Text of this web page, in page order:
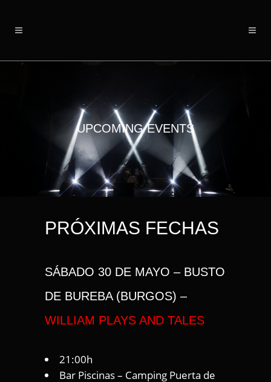
UPCOMING EVENTS
PRÓXIMAS FECHAS
SÁBADO 30 DE MAYO – BUSTO
DE BUREBA (BURGOS) –
WILLIAM PLAYS AND TALES
21:00h
Bar Piscinas – Camping Puerta de